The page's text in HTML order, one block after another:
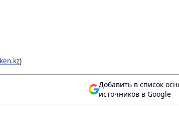
)
Добавить в список
источников в Google